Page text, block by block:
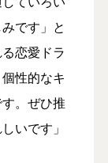
です」と
恋愛ドラ
性的なキ
。ぜひ推
いです」